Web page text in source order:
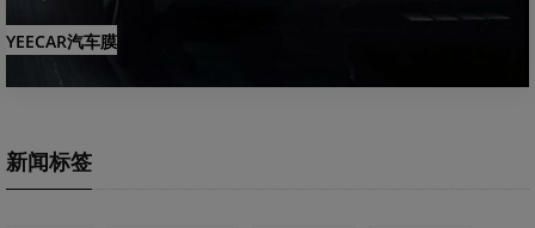
YEECAR汽车膜
新闻标签